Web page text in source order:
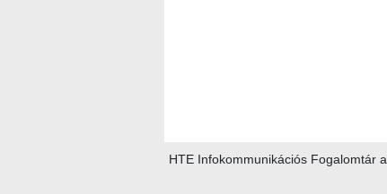
HTE Infokommunikációs Fogalomtár a